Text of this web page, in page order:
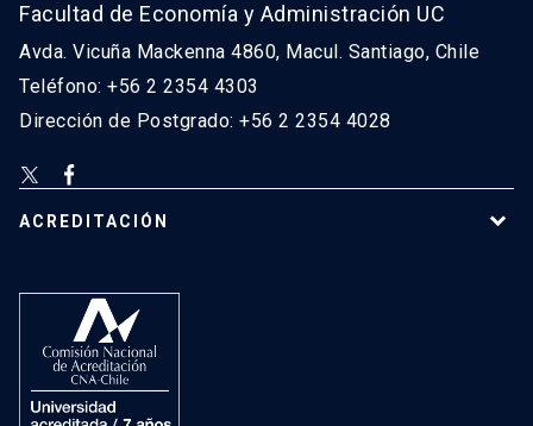
Facultad de Economía y Administración UC
Avda. Vicuña Mackenna 4860, Macul. Santiago, Chile
Teléfono: +56 2 2354 4303
Dirección de Postgrado: +56 2 2354 4028
ACREDITACIÓN